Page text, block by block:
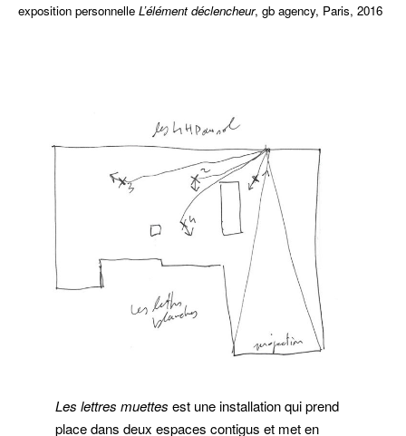
exposition personnelle L’élément déclencheur, gb agency, Paris, 2016
Les lettres muettes est une installation qui prend
place dans deux espaces contigus et met en